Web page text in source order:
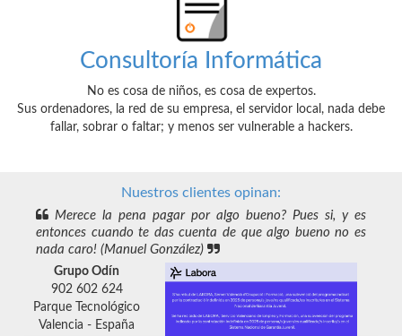
Consultoría Informática
No es cosa de niños, es cosa de expertos.
Sus ordenadores, la red de su empresa, el servidor local, nada debe
fallar, sobrar o faltar; y menos ser vulnerable a hackers.
Nuestros clientes opinan:
Grupo Odín
902 602 624
Parque Tecnológico
Valencia - España